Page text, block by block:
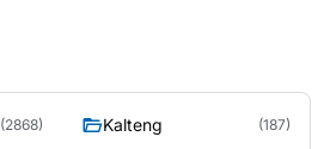
(2868) Kalteng (187)